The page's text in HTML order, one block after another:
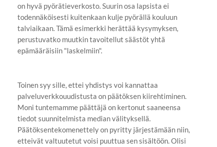
on hyvä pyörätieverkosto. Suurin osa lapsista ei
todennäköisesti kuitenkaan kulje pyörällä kouluun
talviaikaan. Tämä esimerkki herättää kysymyksen,
perustuvatko muutkin tavoitellut säästöt yhtä
epämääräisiin "laskelmiin".
Toinen syy sille, ettei yhdistys voi kannattaa
palveluverkkouudistusta on päätöksen kiirehtiminen.
Moni tuntemamme päättäjä on kertonut saaneensa
tiedot suunnitelmista median välityksellä.
Päätöksentekomenettely on pyritty järjestämään niin,
etteivät valtuutetut voisi puuttua sen sisältöön. Olisi